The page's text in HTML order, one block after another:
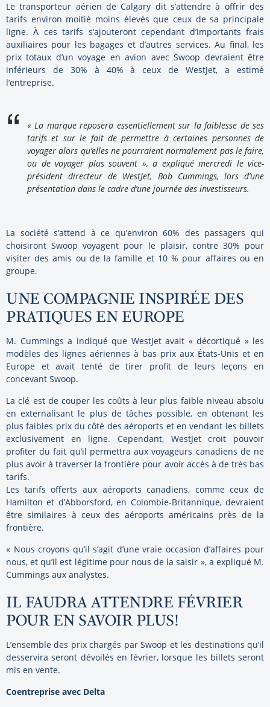
Le transporteur aérien de Calgary dit s’attendre à offrir des
tarifs environ moitié moins élevés que ceux de sa principale
ligne. À ces tarifs s’ajouteront cependant d’importants frais
auxiliaires pour les bagages et d’autres services. Au final, les
prix totaux d’un voyage en avion avec Swoop devraient être
inférieurs de 30% à 40% à ceux de WestJet, a estimé
l’entreprise.
« La marque reposera essentiellement sur la faiblesse de ses
tarifs et sur le fait de permettre à certaines personnes de
voyager alors qu’elles ne pourraient normalement pas le faire,
ou de voyager plus souvent », a expliqué mercredi le vice-
président directeur de WestJet, Bob Cummings, lors d’une
présentation dans le cadre d’une journée des investisseurs.
La société s’attend à ce qu’environ 60% des passagers qui
choisiront Swoop voyagent pour le plaisir, contre 30% pour
visiter des amis ou de la famille et 10 % pour affaires ou en
groupe.
UNE COMPAGNIE INSPIRÉE DES
PRATIQUES EN EUROPE
M. Cummings a indiqué que WestJet avait « décortiqué » les
modèles des lignes aériennes à bas prix aux États-Unis et en
Europe et avait tenté de tirer profit de leurs leçons en
concevant Swoop.
La clé est de couper les coûts à leur plus faible niveau absolu
en externalisant le plus de tâches possible, en obtenant les
plus faibles prix du côté des aéroports et en vendant les billets
exclusivement en ligne. Cependant, WestJet croit pouvoir
profiter du fait qu’il permettra aux voyageurs canadiens de ne
plus avoir à traverser la frontière pour avoir accès à de très bas
tarifs.
Les tarifs offerts aux aéroports canadiens, comme ceux de
Hamilton et d’Abborsford, en Colombie-Britannique, devraient
être similaires à ceux des aéroports américains près de la
frontière.
« Nous croyons qu’il s’agit d’une vraie occasion d’affaires pour
nous, et qu’il est légitime pour nous de la saisir », a expliqué M.
Cummings aux analystes.
IL FAUDRA ATTENDRE FÉVRIER
POUR EN SAVOIR PLUS!
L’ensemble des prix chargés par Swoop et les destinations qu’il
desservira seront dévoilés en février, lorsque les billets seront
mis en vente.
Coentreprise avec Delta